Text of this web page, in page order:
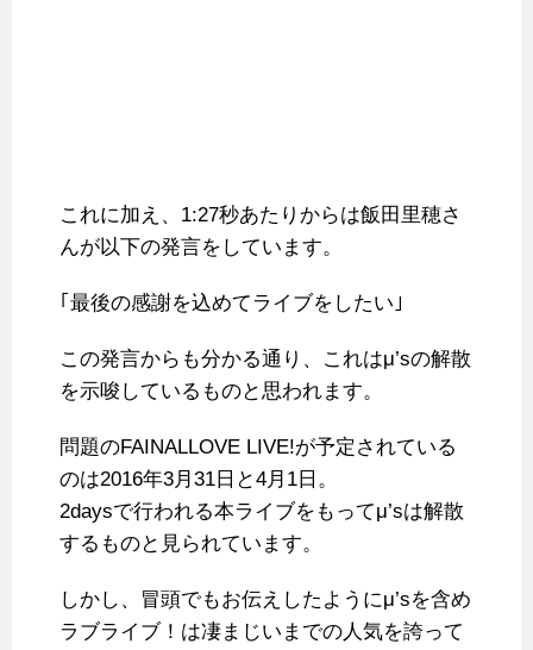
これに加え、1:27秒あたりからは飯田里穂さ
んが以下の発言をしています。
｢最後の感謝を込めてライブをしたい｣
この発言からも分かる通り、これはμ’sの解散
を示唆しているものと思われます。
問題のFAINALLOVE LIVE!が予定されている
のは2016年3月31日と4月1日。
2daysで行われる本ライブをもってμ’sは解散
するものと見られています。
しかし、冒頭でもお伝えしたようにμ’sを含め
ラブライブ！は凄まじいまでの人気を誇って